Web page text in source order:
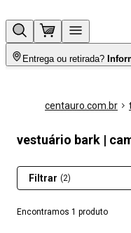
Entrega ou retirada?
centauro.com.br
vestuário bark |
Encontramos 1 produto
Filtrar (2)